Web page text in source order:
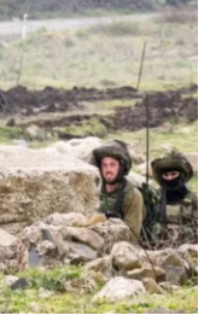
علوم وتكنولوجيا
رياضة
فيديو
حياة